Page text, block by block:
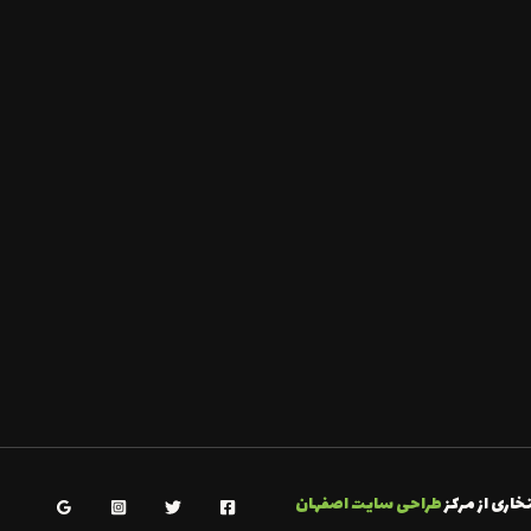
از مرکزطراحی سایت اصفهان